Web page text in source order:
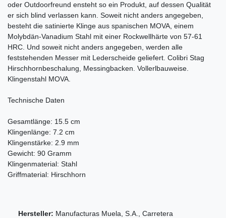
oder Outdoorfreund ensteht so ein Produkt, auf dessen Qualität
er sich blind verlassen kann. Soweit nicht anders angegeben,
besteht die satinierte Klinge aus spanischen MOVA, einem
Molybdän-Vanadium Stahl mit einer Rockwellhärte von 57-61
HRC. Und soweit nicht anders angegeben, werden alle
feststehenden Messer mit Lederscheide geliefert. Colibri Stag 
Hirschhornbeschalung, Messingbacken. Vollerlbauweise.
Klingenstahl MOVA.
Technische Daten
Gesamtlänge: 15.5 cm
Klingenlänge: 7.2 cm
Klingenstärke: 2.9 mm
Gewicht: 90 Gramm
Klingenmaterial: Stahl
Griffmaterial: Hirschhorn
Hersteller: Manufacturas Muela, S.A.
Carretera